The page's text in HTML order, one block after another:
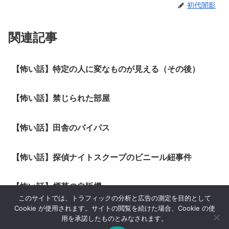
初代闇影
関連記事
【怖い話】特定の人に変なものが見える（その後）
【怖い話】禁じられた部屋
【怖い話】田舎のバイパス
【怖い話】探偵ナイトスクープのビニール紐事件
【怖い話】煙草の自販機
【怖い話】ある夜目が覚めたら自分一人きりだった
このサイトでは、トラフィックの分析と広告の測定を目的として
Cookie が使用されます。サイトの閲覧を続けた場合、Cookie の使
用を承諾したものとみなされます。